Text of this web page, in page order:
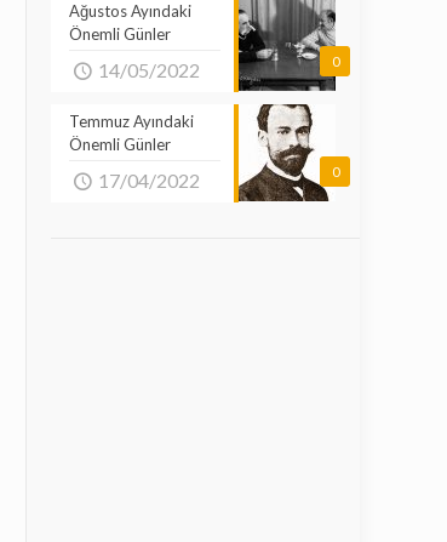
0
Ağustos Ayındaki
Önemli Günler
14/05/2022
0
Temmuz Ayındaki
Önemli Günler
17/04/2022